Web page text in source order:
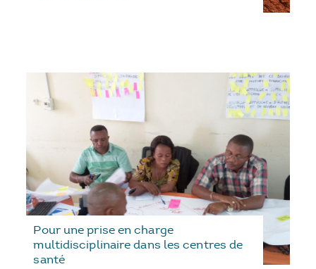
Pour une prise en charge
multidisciplinaire dans les centres de
santé